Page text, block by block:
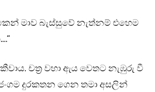
මාව බැස්සුවේ නැත්නම් එහෙම
චත්‍ර වහා ඇය වෙතට නැඹුරු වී
දුරකතන ගෙන තමා අසලින්